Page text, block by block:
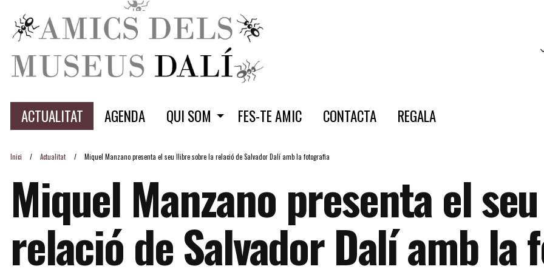
ACTUALITAT AGENDA QUI SOM FES-TE AMIC CONTACTA REGALA
Inici Actualitat Miquel Manzano presenta el seu llibre sobre la relació de Salvador Dalí amb la fotografia
Miquel Manzano presenta el
relació de Salvador Dalí amb la